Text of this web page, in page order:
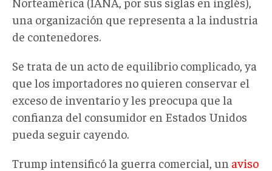
una organización que representa a la industria
de contenedores.
Se trata de un acto de equilibrio complicado, ya
que los importadores no quieren conservar el
exceso de inventario y les preocupa que la
confianza del consumidor en Estados Unidos
pueda seguir cayendo.
Trump intensificó la guerra comercial, un aviso